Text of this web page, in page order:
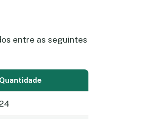
entre as seguintes
Quantidade
24